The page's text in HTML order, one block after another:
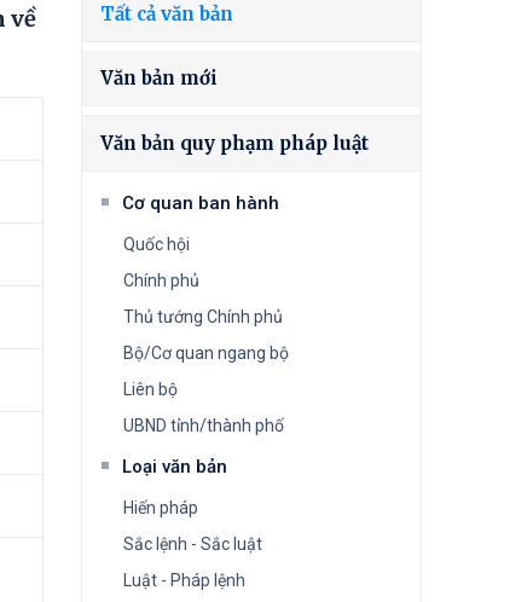
về
Tất cả văn bản
Văn bản mới
Văn bản quy phạm pháp luật
Cơ quan ban hành
Quốc hội
Chính phủ
Thủ tướng Chính phủ
Bộ/Cơ quan ngang bộ
Liên bộ
UBND tỉnh/thành phố
Loại văn bản
Hiến pháp
Sắc lệnh - Sắc luật
Luật - Pháp lệnh